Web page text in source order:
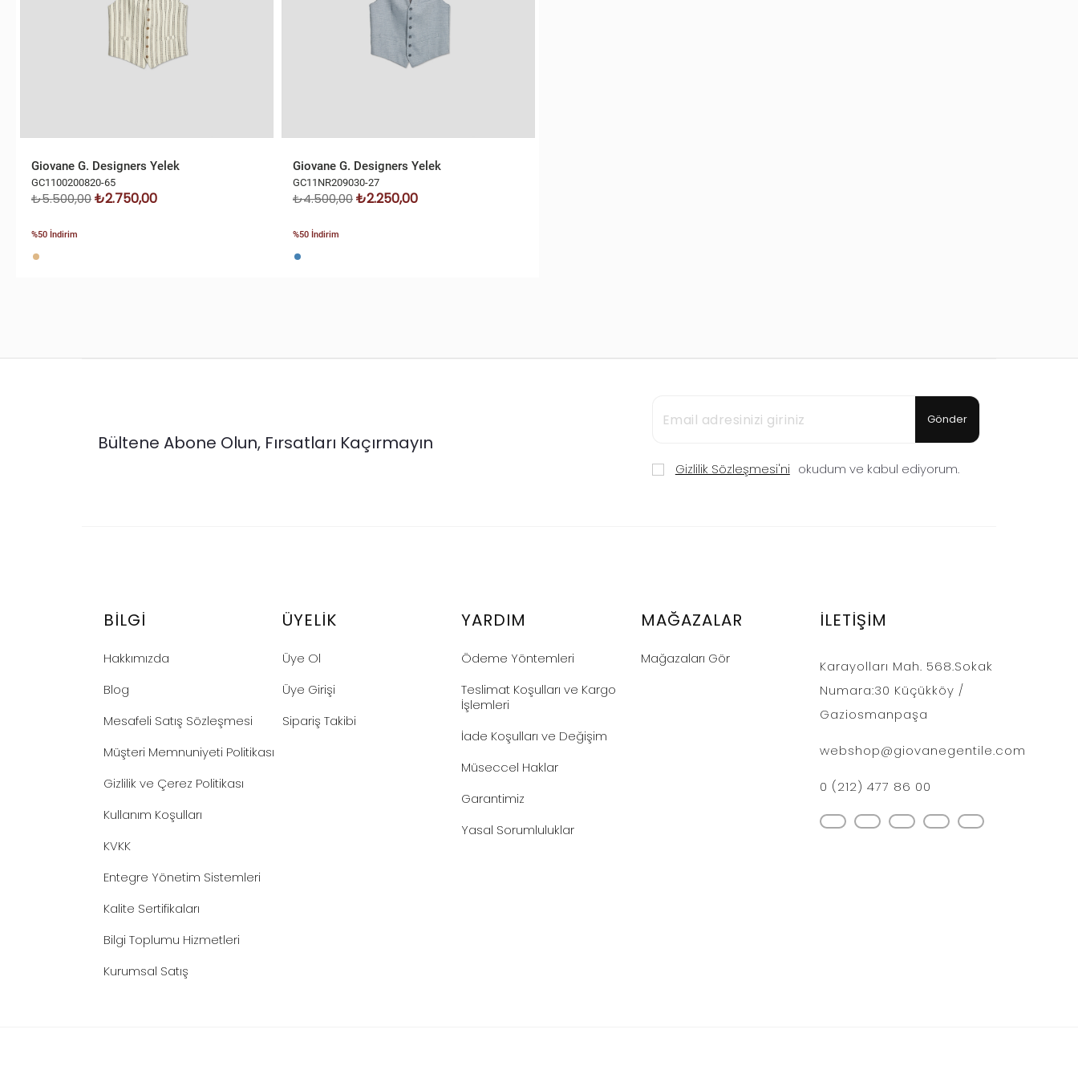
Giovane G. Designers Yelek
GC1100200820-65
₺5.500,00₺2.750,00
%50 İndirim
Giovane G. Designers Yelek
GC11NR209030-27
₺4.500,00₺2.250,00
%50 İndirim
Bültene Abone Olun, Fırsatları Kaçırmayın
Gönder
Gizlilik Sözleşmesi'ni okudum ve kabul ediyorum.
BILGI
Hakkımızda
Blog
Mesafeli Satış Sözleşmesi
Müşteri Memnuniyeti Politikası
Gizlilik ve Çerez Politikası
Kullanım Koşulları
KVKK
Entegre Yönetim Sistemleri
Kalite Sertifikaları
Bilgi Toplumu Hizmetleri
Kurumsal Satış
ÜYELIK
Üye Ol
Üye Girişi
Sipariş Takibi
YARDIM
Ödeme Yöntemleri
Teslimat Koşulları ve Kargo
İşlemleri
İade Koşulları ve Değişim
Müseccel Haklar
Garantimiz
Yasal Sorumluluklar
MAĞAZALAR
Mağazaları Gör
İLETIŞIM
Karayolları Mah. 568.Sokak
Numara:30 Küçükköy /
Gaziosmanpaşa
webshop@giovanegentile.com
0 (212) 477 86 00